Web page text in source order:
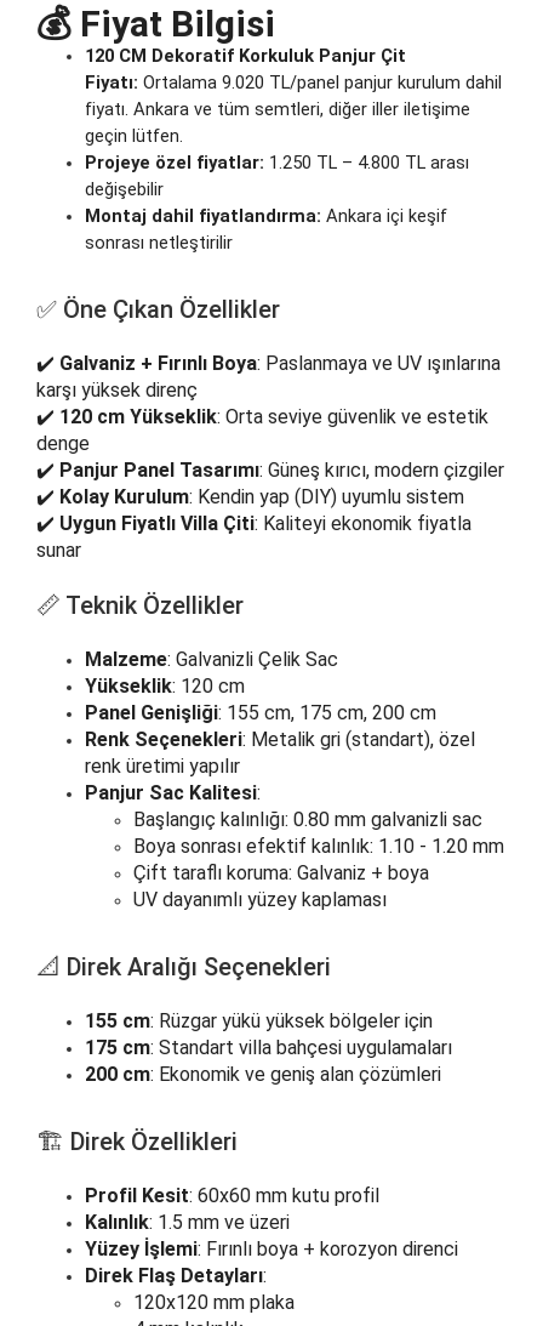
💰 Fiyat Bilgisi
120 CM Dekoratif Korkuluk Panjur Çit
Fiyatı: Ortalama 9.020 TL/panel panjur kurulum dahil
fiyatı. Ankara ve tüm semtleri, diğer iller iletişime
geçin lütfen.
Projeye özel fiyatlar: 1.250 TL – 4.800 TL arası
değişebilir
Montaj dahil fiyatlandırma: Ankara içi keşif
sonrası netleştirilir
✅ Öne Çıkan Özellikler
✔️ Galvaniz + Fırınlı Boya: Paslanmaya ve UV ışınlarına
karşı yüksek direnç
✔️ 120 cm Yükseklik: Orta seviye güvenlik ve estetik
denge
✔️ Panjur Panel Tasarımı: Güneş kırıcı, modern çizgiler
✔️ Kolay Kurulum: Kendin yap (DIY) uyumlu sistem
✔️ Uygun Fiyatlı Villa Çiti: Kaliteyi ekonomik fiyatla
sunar
📏 Teknik Özellikler
Malzeme: Galvanizli Çelik Sac
Yükseklik: 120 cm
Panel Genişliği: 155 cm, 175 cm, 200 cm
Renk Seçenekleri: Metalik gri (standart), özel
renk üretimi yapılır
Panjur Sac Kalitesi:
Başlangıç kalınlığı: 0.80 mm galvanizli sac
Boya sonrası efektif kalınlık: 1.10 - 1.20 mm
Çift taraflı koruma: Galvaniz + boya
UV dayanımlı yüzey kaplaması
📐 Direk Aralığı Seçenekleri
155 cm: Rüzgar yükü yüksek bölgeler için
175 cm: Standart villa bahçesi uygulamaları
200 cm: Ekonomik ve geniş alan çözümleri
🏗️ Direk Özellikleri
Profil Kesit: 60x60 mm kutu profil
Kalınlık: 1.5 mm ve üzeri
Yüzey İşlemi: Fırınlı boya + korozyon direnci
Direk Flaş Detayları:
120x120 mm plaka